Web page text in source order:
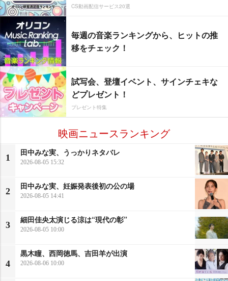
CS動画配信サービス20選
毎週の音楽ランキングから、ヒットの推
移をチェック！
試写会、登壇イベント、サインチェキな
どプレゼント！
プレゼント特集
映画ニュースランキング
1
田中みな実、うっかりネタバレ
2026-08-05 15:32
2
田中みな実、妊娠発表後初の公の場
2026-08-05 14:41
3
細田佳央太演じる涼は“現代の彰”
2026-08-05 10:00
4
黒木瞳、西岡徳馬、吉田羊が出演
2026-08-06 10:00